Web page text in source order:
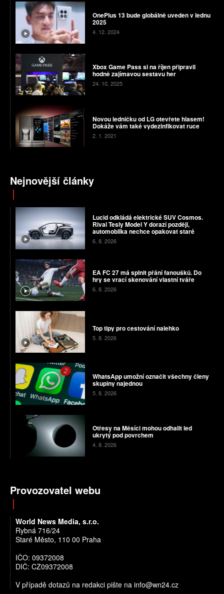
OnePlus 13 bude globálně uveden v lednu
2025
4. 12. 2024
Xbox Game Pass si na říjen připravil
hodně zajímavou sestavu her
24. 10. 2025
Novou ledničku od LG otevřete hlasem!
Dokáže vám také vydezinfikovat ruce
2. 1. 2021
Nejnovější články
Lucid odkládá elektrické SUV Cosmos.
Rival Tesly Model Y dorazí později,
automobilka nechce opakovat staré
chyby
6. 8. 2026
EA FC 27 má splnit přání fanoušků. Do
hry se vrací skenování vlastní tváře
6. 8. 2026
Top tipy pro cestování nalehko
5. 8. 2026
WhatsApp umožní označit všechny členy
skupiny najednou
5. 8. 2026
Otřesy na Měsíci mohou odhalit led
ukrytý pod povrchem
4. 8. 2026
Provozovatel webu
World News Media, s.r.o.
Rybná 716/24
Staré Město, 110 00 Praha
IČO: 09372008
DIČ: CZ09372008
V případě dotazů na redakci pište na info@wn24.cz